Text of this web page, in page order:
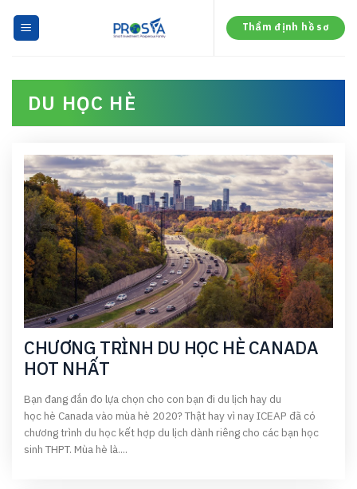
Thẩm định hồ sơ
DU HỌC HÈ
CHƯƠNG TRÌNH DU HỌC HÈ CANADA
HOT NHẤT
Bạn đang đắn đo lựa chọn cho con bạn đi du lịch hay du
học hè Canada vào mùa hè 2020? Thật hay vì nay ICEAP đã có
chương trình du học kết hợp du lịch dành riêng cho các bạn học
sinh THPT. Mùa hè là....